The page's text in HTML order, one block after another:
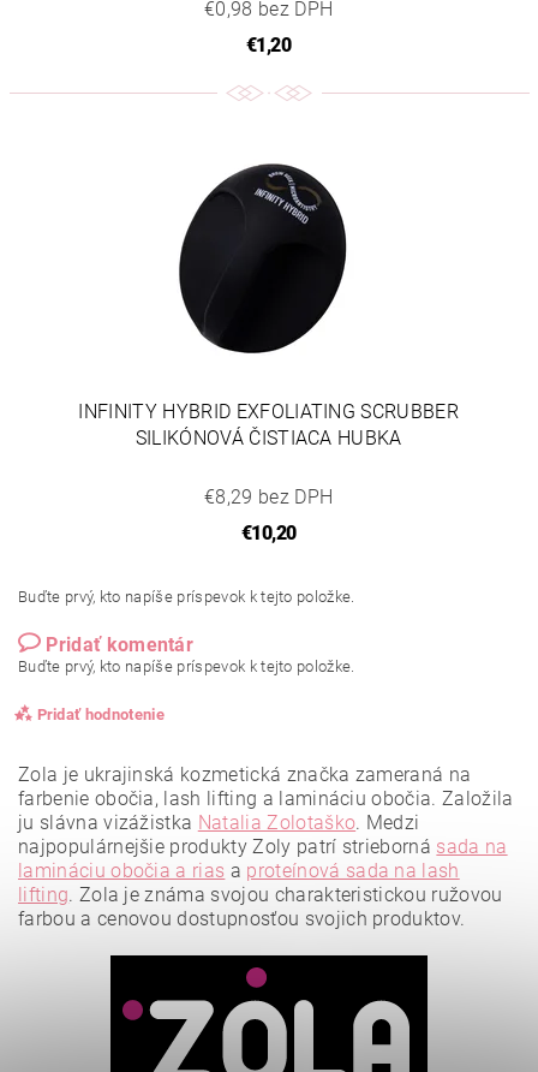
€0,98 bez DPH
€1,20
INFINITY HYBRID EXFOLIATING SCRUBBER
SILIKÓNOVÁ ČISTIACA HUBKA
€8,29 bez DPH
€10,20
Buďte prvý, kto napíše príspevok k tejto položke.
Pridať komentár
Buďte prvý, kto napíše príspevok k tejto položke.
Pridať hodnotenie
Zola je ukrajinská kozmetická značka zameraná na
farbenie obočia, lash lifting a lamináciu obočia. Založila
ju slávna vizážistka Natalia Zolotaško. Medzi
najpopulárnejšie produkty Zoly patrí strieborná sada na
lamináciu obočia a rias a proteínová sada na lash
lifting. Zola je známa svojou charakteristickou ružovou
farbou a cenovou dostupnosťou svojich produktov.